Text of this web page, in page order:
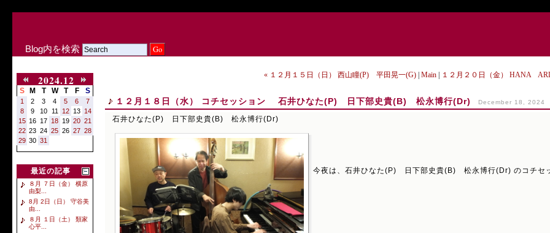
Blog内を検索
2024.12
S M T W T F S
1 2 3 4 5 6
7
8
9 10 11 12 13 14
15 16 17 18 19 20 21
22 23 24 25 26 27 28
29 30 31
最近の記事
８月 ７日（金） 横原
由梨...
8月 2日（日） 守谷美
由...
８月 １日（土） 類家
心平...
« １２月１５日（日） 西山瞳(P) 平田晃一(G)| Main| １２月２０日（金） HANA
１２月１８日（水） コチセッション 石井ひなた(P) 日下部史貴(B) 松永博行(Dr) December 18, 2024
石井ひなた(P) 日下部史貴(B) 松永博行(Dr)
今夜は、石井ひなた(P) 日下部史貴(B) 松永博行(Dr) のコチセッ